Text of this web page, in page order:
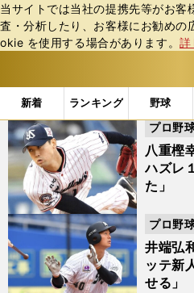
当サイトでは当社の提携先等がお客
査・分析したり、お客様にお勧めの
okie を使⽤する場合があります。詳
新着 ランキング 野球
b
ス
ポ
ル
テ
ィ
ー
バ
「菊池雄星」の検索結果
八重樫
ハズレ
た」
プロ野
井端弘
ッテ新
せる」
プロ野